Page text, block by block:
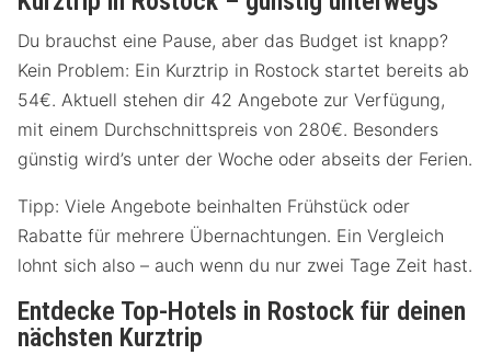
Du brauchst eine Pause, aber das Budget ist knapp?
Kein Problem: Ein Kurztrip in Rostock startet bereits ab
54€. Aktuell stehen dir 42 Angebote zur Verfügung,
mit einem Durchschnittspreis von 280€. Besonders
günstig wird’s unter der Woche oder abseits der Ferien.
Tipp: Viele Angebote beinhalten Frühstück oder
Rabatte für mehrere Übernachtungen. Ein Vergleich
lohnt sich also – auch wenn du nur zwei Tage Zeit hast.
Entdecke Top-Hotels in Rostock für deinen
nächsten Kurztrip